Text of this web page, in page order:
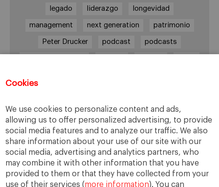
Cookies
We use cookies to personalize content and ads,
allowing us to offer personalized advertising, to provide
social media features and to analyze our traffic. We also
share information about your use of our site with our
social media, advertising and analytics partners, who
may combine it with other information that you have
provided to them or that they have collected from your
use of their services (more information). You can
legado liderazgo longevidad
management next generation patrimonio
Peter Drucker podcast podcasts
órganos de gobierno
Enlaces
Cátedra de Empresa Familiar
IESE Insight